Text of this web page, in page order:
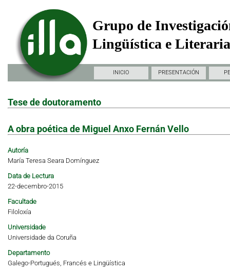
Grupo de
Lingüística e
INICIO PRESENTACIÓN
Tese de doutoramento
A obra poética de Miguel Anxo Fernán Vello
Autoría
María Teresa Seara Domínguez
Data de Lectura
22-decembro-2015
Facultade
Filoloxía
Universidade
Universidade da Coruña
Departamento
Galego-Portugués, Francés e Lingüística